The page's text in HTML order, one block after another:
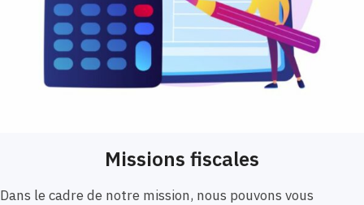
Missions fiscales
Dans le cadre de notre mission, nous pouvons vous